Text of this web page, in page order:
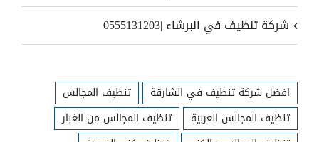
شركة تنظيف في البرشاء |0555131203
افضل شركة تنظيف في الشارقة
تنظيف المجالس
تنظيف المجالس العربية
تنظيف المجالس من الغبار